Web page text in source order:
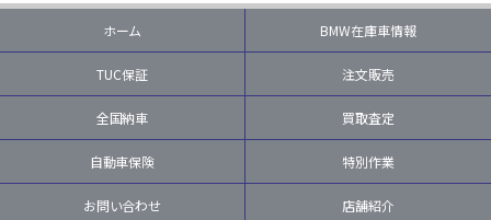
ホーム BMW在庫車情報
TUC保証 注文販売
全国納車 買取査定
自動車保険 特別作業
お問い合わせ 店舗紹介